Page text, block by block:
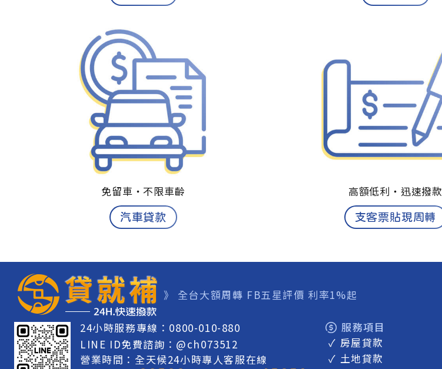
免留車‧不限車齡
汽車貸款
高額低利‧ 迅速撥款
支客票貼現周轉
》 全台大額周轉 FB五星評價 利率1%起
24小時服務專線： 0800-010-880
LINE ID免費諮詢： @ch073512
營業時間： 全天候24小時專人客服在線
服務項目
✓ 房屋貸款
✓ 土地貸款